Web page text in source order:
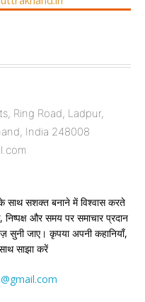
Ring Road, Ladpur,
India 248008
के साथ सशक्त बनाने में विश्वास करते
और समय पर समाचार प्रदान
सुनी जाए। कृपया अपनी कहानियाँ,
साझा करें